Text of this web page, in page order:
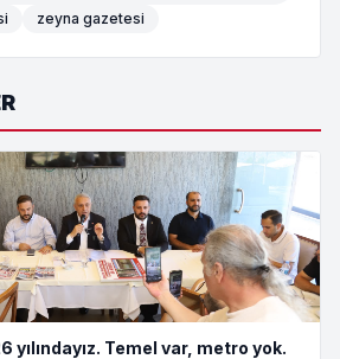
zeyna gazetesi
yılındayız. Temel var, metro yok.